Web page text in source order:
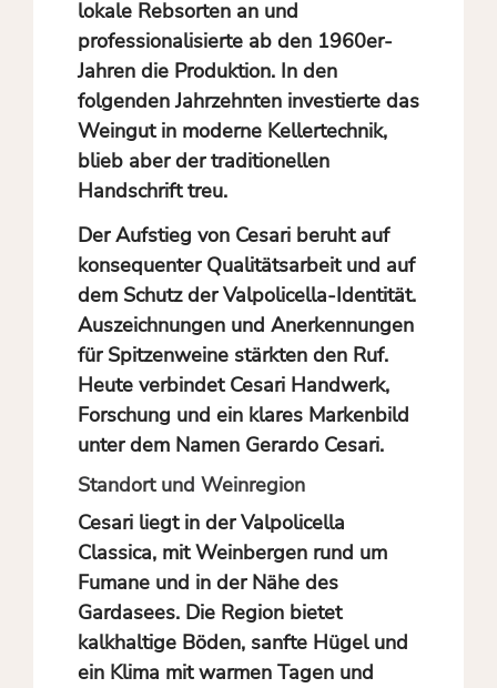
lokale Rebsorten an und
professionalisierte ab den 1960er-
Jahren die Produktion. In den
folgenden Jahrzehnten investierte das
Weingut in moderne Kellertechnik,
blieb aber der traditionellen
Handschrift treu.
Der Aufstieg von Cesari beruht auf
konsequenter Qualitätsarbeit und auf
dem Schutz der Valpolicella-Identität.
Auszeichnungen und Anerkennungen
für Spitzenweine stärkten den Ruf.
Heute verbindet Cesari Handwerk,
Forschung und ein klares Markenbild
unter dem Namen Gerardo Cesari.
Standort und Weinregion
Cesari liegt in der Valpolicella
Classica, mit Weinbergen rund um
Fumane und in der Nähe des
Gardasees. Die Region bietet
kalkhaltige Böden, sanfte Hügel und
ein Klima mit warmen Tagen und